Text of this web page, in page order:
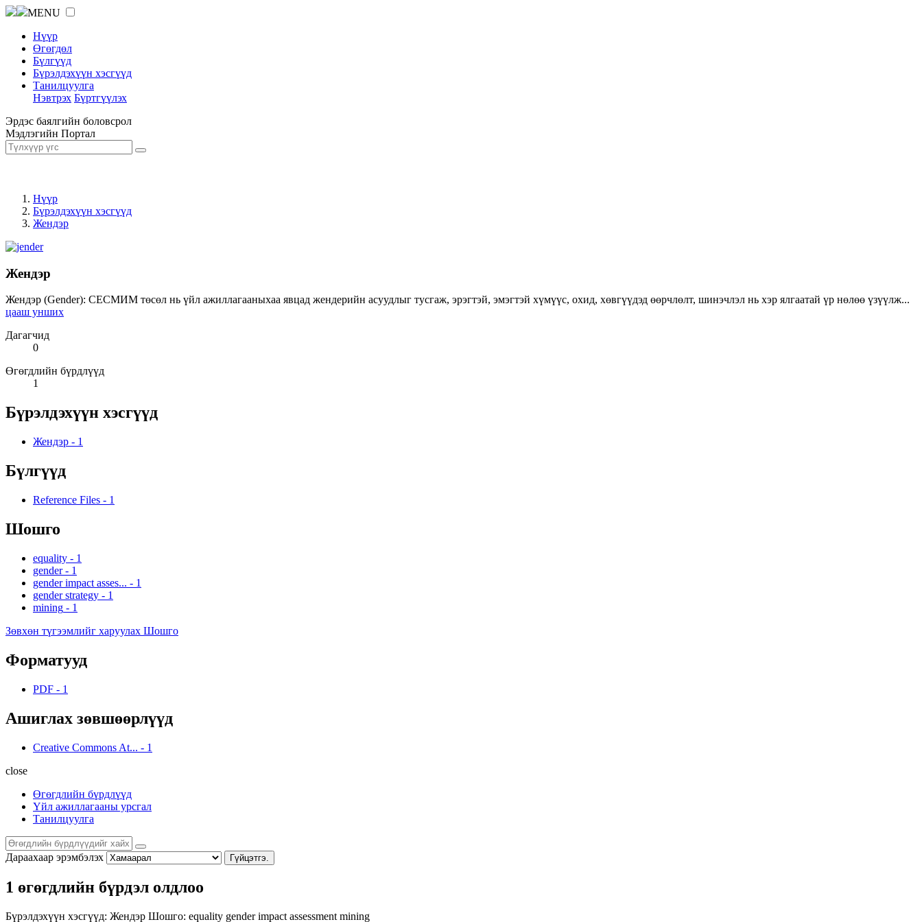
MENU
Нүүр
Өгөгдөл
Бүлгүүд
Бүрэлдэхүүн хэсгүүд
Танилцуулга
Нэвтрэх Бүртгүүлэх
Эрдэс баялгийн боловсрол
Мэдлэгийн Портал
Нүүр
Бүрэлдэхүүн хэсгүүд
Жендэр
Жендэр
Жендэр (Gender): СЕСМИМ төсөл нь үйл ажиллагааныхаа явцад жендерийн асуудлыг тусгаж, эрэгтэй, эмэгтэй хүмүүс, охид, хөвгүүдэд өөрчлөлт, шинэчлэл нь хэр ялгаатай үр нөлөө үзүүлж...
цааш унших
Дагагчид
0
Өгөгдлийн бүрдлүүд
1
Бүрэлдэхүүн хэсгүүд
Жендэр - 1
Бүлгүүд
Reference Files - 1
Шошго
equality - 1
gender - 1
gender impact asses... - 1
gender strategy - 1
mining - 1
Зөвхөн түгээмлийг харуулах Шошго
Форматууд
PDF - 1
Ашиглах зөвшөөрлүүд
Creative Commons At... - 1
close
Өгөгдлийн бүрдлүүд
Үйл ажиллагааны урсгал
Танилцуулга
Дараахаар эрэмбэлэх Гүйцэтгэ.
1 өгөгдлийн бүрдэл олдлоо
Бүрэлдэхүүн хэсгүүд: Жендэр Шошго: equality gender impact assessment mining